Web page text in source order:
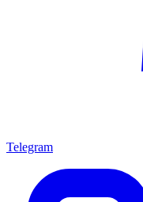
Telegram